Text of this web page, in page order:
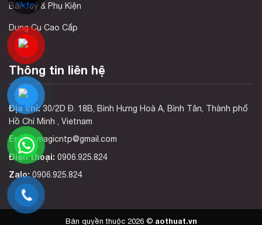
Bài Tây & Phụ Kiện
Dụng Cụ Cao Cấp
Thông tin liên hệ
Địa chỉ:30/2D Đ. 18B, Bình Hưng Hoà A, Bình Tân, Thành phố
Hồ Chí Minh , Vietnam
Email:magicntp@gmail.com
Điện thoại: 0906.925.824
Zalo:0906.925.824
Bản quyền thuộc 2026 © aothuat.vn